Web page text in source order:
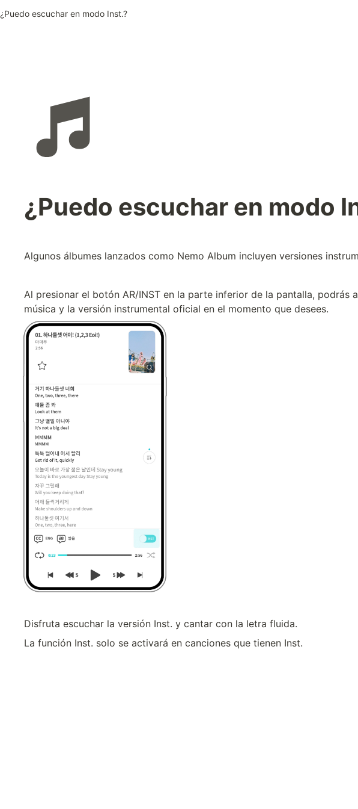
¿Puedo escuchar en modo Inst.?
¿Puedo escuchar en modo
Algunos álbumes lanzados como Nemo Album incluyen versiones
Al presionar el botón AR/INST en la parte inferior de la pantalla, podrás
música y la versión instrumental oficial en el momento que desees.
Disfruta escuchar la versión Inst. y cantar con la letra fluida.
La función Inst. solo se activará en canciones que tienen Inst.